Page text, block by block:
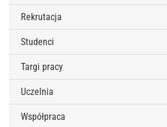
Rekrutacja
Studenci
Targi pracy
Uczelnia
Współpraca